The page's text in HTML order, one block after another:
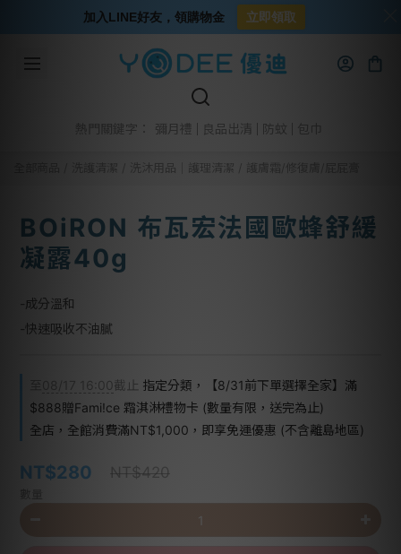
熱門關鍵字： 彌月禮 良品出清 防蚊
洗沐用品│護理清潔 護膚霜/修復膚/屁屁膏
BOiRON 布瓦宏法國歐蜂舒緩
凝露40g
-成分溫和
-快速吸收不油膩
08/17 16:00截止 指定分類，【8/31前下單選擇全家】滿
$888贈Fami!ce 霜淇淋禮物卡 (數量有限，送完為止)
全店，全館消費滿NT$1,000，即享免運優惠 (不含離島地區)
NT$280 NT$420
加入LINE好友，領購物金 立即領取